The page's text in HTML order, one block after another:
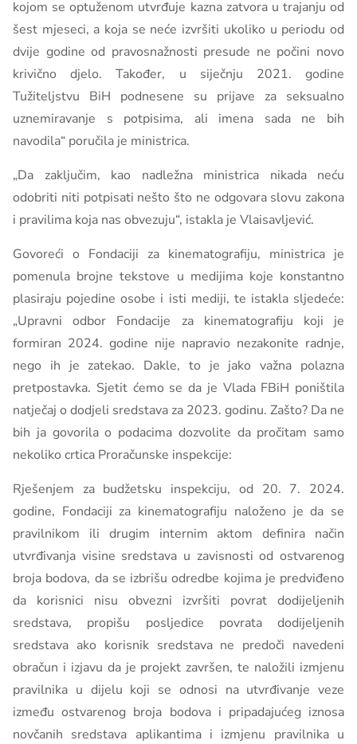
kojom se optuženom utvrđuje kazna zatvora u trajanju od
šest mjeseci, a koja se neće izvršiti ukoliko u periodu od
dvije godine od pravosnažnosti presude ne počini novo
krivično djelo. Također, u siječnju 2021. godine
Tužiteljstvu BiH podnesene su prijave za seksualno
uznemiravanje s potpisima, ali imena sada ne bih
navodila“ poručila je ministrica.
„Da zaključim, kao nadležna ministrica nikada neću
odobriti niti potpisati nešto što ne odgovara slovu zakona
i pravilima koja nas obvezuju“, istakla je Vlaisavljević.
Govoreći o Fondaciji za kinematografiju, ministrica je
pomenula brojne tekstove u medijima koje konstantno
plasiraju pojedine osobe i isti mediji, te istakla sljedeće:
„Upravni odbor Fondacije za kinematografiju koji je
formiran 2024. godine nije napravio nezakonite radnje,
nego ih je zatekao. Dakle, to je jako važna polazna
pretpostavka. Sjetit ćemo se da je Vlada FBiH poništila
natječaj o dodjeli sredstava za 2023. godinu. Zašto? Da ne
bih ja govorila o podacima dozvolite da pročitam samo
nekoliko crtica Proračunske inspekcije:
Rješenjem za budžetsku inspekciju, od 20. 7. 2024.
godine, Fondaciji za kinematografiju naloženo je da se
pravilnikom ili drugim internim aktom definira način
utvrđivanja visine sredstava u zavisnosti od ostvarenog
broja bodova, da se izbrišu odredbe kojima je predviđeno
da korisnici nisu obvezni izvršiti povrat dodijeljenih
sredstava, propišu posljedice povrata dodijeljenih
sredstava ako korisnik sredstava ne predoči navedeni
obračun i izjavu da je projekt završen, te naložili izmjenu
pravilnika u dijelu koji se odnosi na utvrđivanje veze
između ostvarenog broja bodova i pripadajućeg iznosa
novčanih sredstava aplikantima i izmjenu pravilnika u